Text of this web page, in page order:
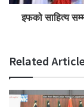
इफको साहित्य
Related